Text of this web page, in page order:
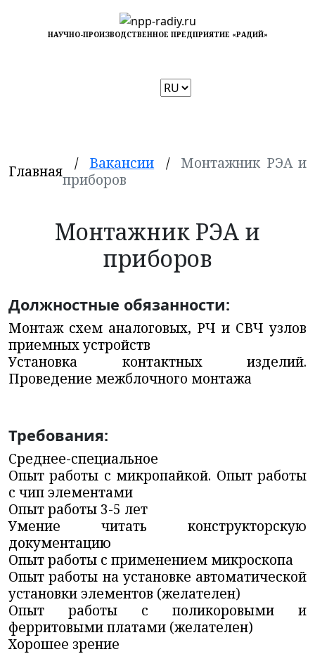
Выбрать
НАУЧНО-ПРОИЗВОДСТВЕННОЕ ПРЕДПРИЯТИЕ «РАДИЙ»
Главная / Вакансии / Монтажник РЭА и
приборов
Монтажник РЭА и
приборов
Должностные обязанности:
Монтаж схем аналоговых, РЧ и СВЧ узлов
приемных устройств
Установка контактных изделий.
Проведение межблочного монтажа
Требования:
Среднее-специальное
Опыт работы с микропайкой. Опыт работы
с чип элементами
Опыт работы 3-5 лет
Умение читать конструкторскую
документацию
Опыт работы с применением микроскопа
Опыт работы на установке автоматической
установки элементов (желателен)
Опыт работы с поликоровыми и
ферритовыми платами (желателен)
Хорошее зрение